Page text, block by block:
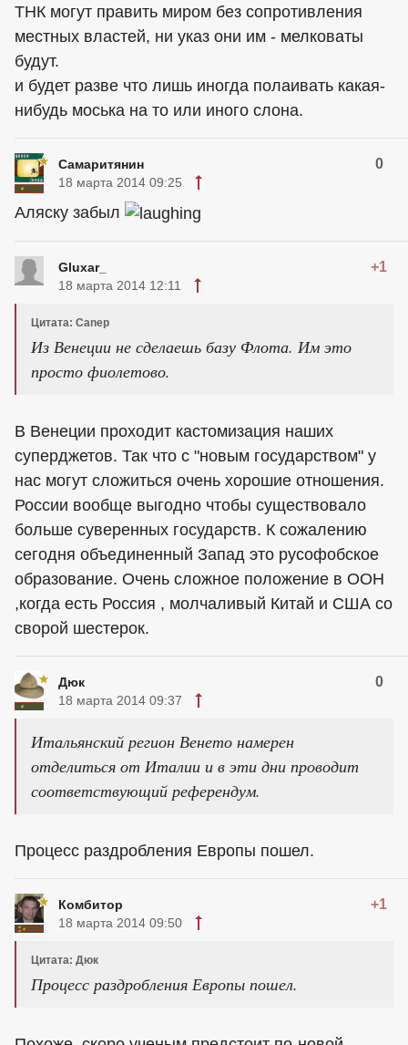
ТНК могут править миром без сопротивления
местных властей, ни указ они им - мелковаты
будут.
и будет разве что лишь иногда полаивать какая-
нибудь моська на то или иного слона.
Самаритянин 0
18 марта 2014 09:25
Аляску забыл
Gluxar_ +1
18 марта 2014 12:11
Цитата: Canep
Из Венеции не сделаешь базу Флота. Им это
просто фиолетово.
В Венеции проходит кастомизация наших
суперджетов. Так что с "новым государством" у
нас могут сложиться очень хорошие отношения.
России вообще выгодно чтобы существовало
больше суверенных государств. К сожалению
сегодня объединенный Запад это русофобское
образование. Очень сложное положение в ООН
,когда есть Россия , молчаливый Китай и США со
сворой шестерок.
Дюк 0
18 марта 2014 09:37
Итальянский регион Венето намерен
отделиться от Италии и в эти дни проводит
соответствующий референдум.
Процесс раздробления Европы пошел.
Комбитор +1
18 марта 2014 09:50
Цитата: Дюк
Процесс раздробления Европы пошел.